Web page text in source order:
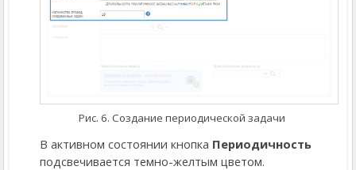
Рис. 6. Создание периодической задачи
В активном состоянии кнопка Периодичность
подсвечивается темно-желтым цветом.